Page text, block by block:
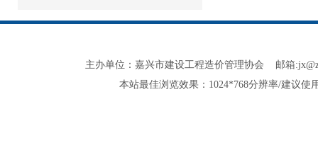
主办单位：嘉兴市建设工程造价管理协会 邮箱
本站最佳浏览效果：1024*768分辨率/建议